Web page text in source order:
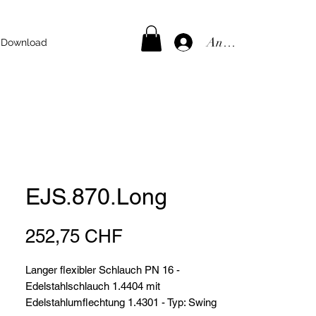
Download Anmelden
EJS.870.Long
252,75 CHFPreis
Langer flexibler Schlauch PN 16 -
Edelstahlschlauch 1.4404 mit
Edelstahlumflechtung 1.4301 - Typ: Swing